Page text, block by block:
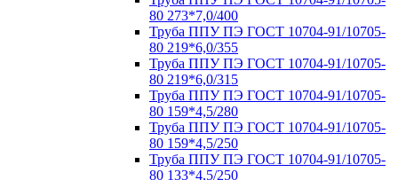
80 273*7,0/400
Труба ППУ ПЭ ГОСТ 10704-91/10705-
80 219*6,0/355
Труба ППУ ПЭ ГОСТ 10704-91/10705-
80 219*6,0/315
Труба ППУ ПЭ ГОСТ 10704-91/10705-
80 159*4,5/280
Труба ППУ ПЭ ГОСТ 10704-91/10705-
80 159*4,5/250
Труба ППУ ПЭ ГОСТ 10704-91/10705-
80 133*4,5/250